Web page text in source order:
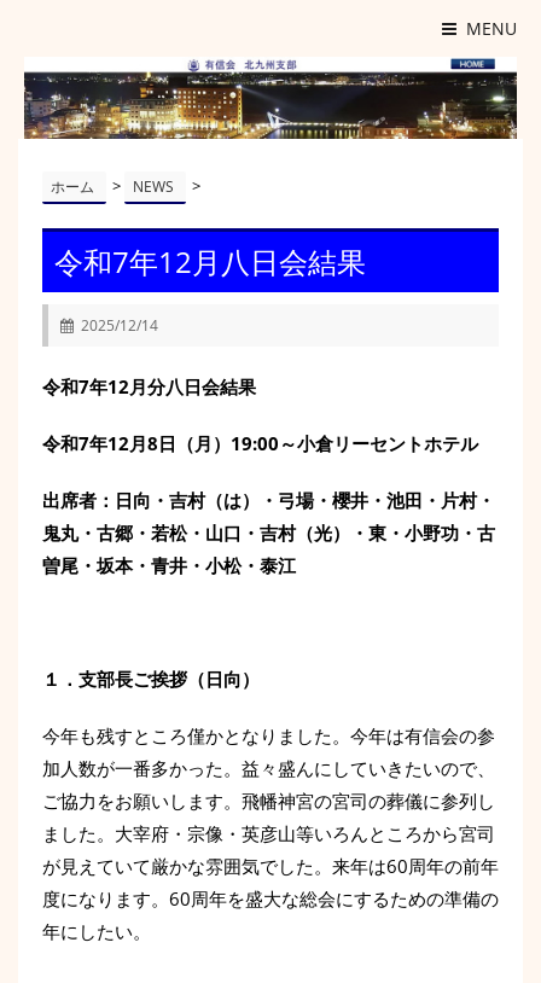
MENU
ホーム > NEWS >
令和7年12月八日会結果
2025/12/14
令和7年12月分八日会結果
令和7年12月8日（月）19:00～小倉リーセントホテル
出席者：日向・吉村（は）・弓場・櫻井・池田・片村・
鬼丸・古郷・ 若松・山口・吉村（光）・東・ 小野功・古
曽尾・坂本・青井・小松・ 泰江
１．支部長ご挨拶（日向）
今年も残すところ僅かとなりました。今年は有信会の参
加人数が一番多かった。益々盛んにしていきたいので、
ご協力をお願いします。飛幡神宮の宮司の葬儀に参列し
ました。大宰府・宗像・英彦山等いろんところから宮司
が見えていて厳かな雰囲気でした。来年は60周年の前年
度になります。60周年を盛大な総会にするための準備の
年にしたい。